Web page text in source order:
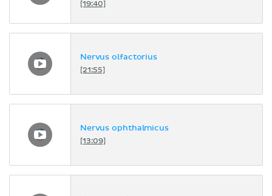
[19:40]
Nervus olfactorius
[21:55]
Nervus ophthalmicus
[13:09]